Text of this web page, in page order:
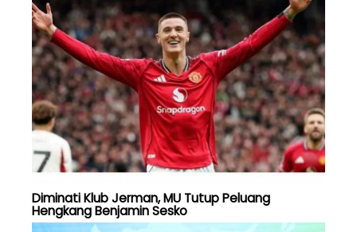
Diminati Klub Jerman, MU Tutup Peluang
Hengkang Benjamin Sesko